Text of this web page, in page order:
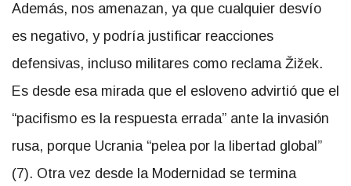
Además, nos amenazan, ya que cualquier desvío
es negativo, y podría justificar reacciones
defensivas, incluso militares como reclama Žižek.
Es desde esa mirada que el esloveno advirtió que el
“pacifismo es la respuesta errada” ante la invasión
rusa, porque Ucrania “pelea por la libertad global”
(7). Otra vez desde la Modernidad se termina